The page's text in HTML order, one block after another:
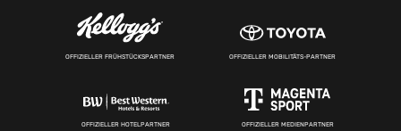
OFFIZIELLER FRÜHSTÜCKSPARTNER OFFIZIELLER MOBILITÄTS-PARTNER
OFFIZIELLER HOTELPARTNER OFFIZIELLER MEDIENPARTNER